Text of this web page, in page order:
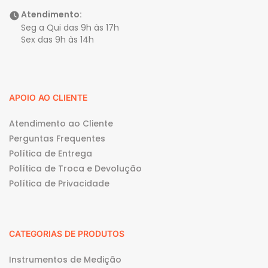
Atendimento:
Seg a Qui das 9h às 17h
Sex das 9h às 14h
APOIO AO CLIENTE
Atendimento ao Cliente
Perguntas Frequentes
Política de Entrega
Política de Troca e Devolução
Política de Privacidade
CATEGORIAS DE PRODUTOS
Instrumentos de Medição